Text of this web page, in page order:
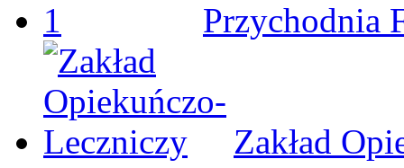
Przychodnia
Zakład